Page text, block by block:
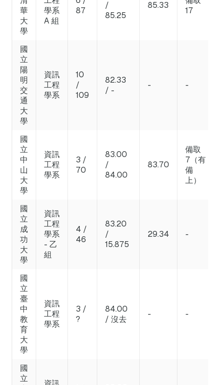
華
大
學
學系
A 組
87
/
85.25
85.33
17
國
立
陽
明
交
通
大
學
資訊
工程
學系
10
/
109
82.33
/ -
- -
國
立
中
山
大
學
資訊
工程
學系
3 /
70
83.00
/
84.00
83.70
備取
7（有
備
上）
國
立
成
功
大
學
資訊
工程
學系
- 乙
組
4 /
46
83.20
/
15.875
29.34 -
國
立
臺
中
教
育
大
學
資訊
工程
學系
3 /
?
84.00
/ 沒去
- -
國
立